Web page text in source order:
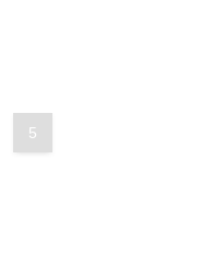
5